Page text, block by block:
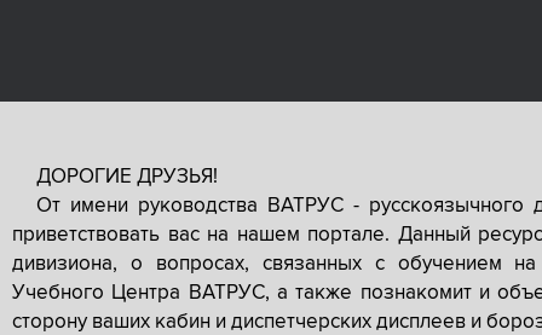
ДОРОГИЕ ДРУЗЬЯ!
От имени руководства ВАТРУС -
приветствовать вас на нашем портале. Данный
дивизиона, о вопросах, связанных с обучением
Учебного Центра ВАТРУС, а также познакомит и
сторону ваших кабин и диспетчерских дисплеев и